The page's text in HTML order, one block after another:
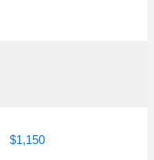
$1,150